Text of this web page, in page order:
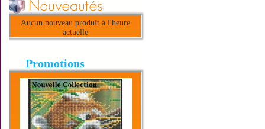
Aucun nouveau produit à l'heure
actuelle
Promotions